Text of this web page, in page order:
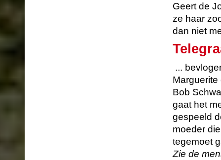
Geert de
ze haar
dan niet
...
Bob
gaat het
gespeeld
moeder
tegemoet
Zie de